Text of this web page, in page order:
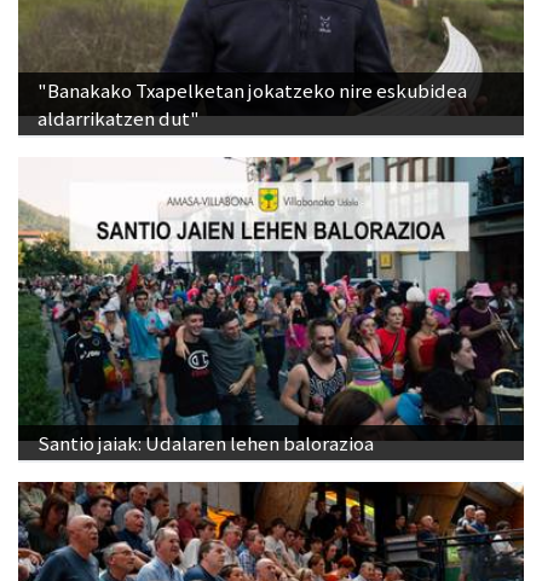
"Banakako Txapelketan jokatzeko nire eskubidea
aldarrikatzen dut"
Santio jaiak: Udalaren lehen balorazioa